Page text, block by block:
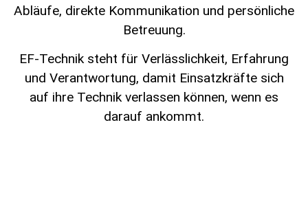
Abläufe, direkte Kommunikation und persönliche
Betreuung.
EF-Technik steht für Verlässlichkeit, Erfahrung
und Verantwortung, damit Einsatzkräfte sich
auf ihre Technik verlassen können, wenn es
darauf ankommt.